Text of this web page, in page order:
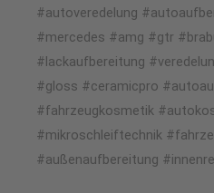
#autoveredelung
#mercedes #amg #gtr
#lackaufbereitung
#gloss #ceramicpro
#fahrzeugkosmetik
#mikroschleiftechnik
#außenaufbereitung